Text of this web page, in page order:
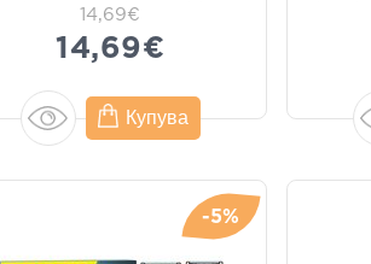
14,69€
14,69€
Купува
-5%